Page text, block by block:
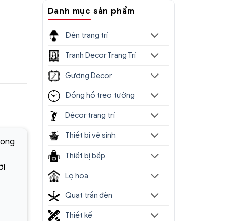
Danh mục sản phẩm
Đèn trang trí
Tranh Decor Trang Trí
Gương Decor
Đồng hồ treo tường
Décor trang trí
Thiết bị vệ sinh
Thiết bị bếp
Lọ hoa
Quạt trần đèn
Thiết kế